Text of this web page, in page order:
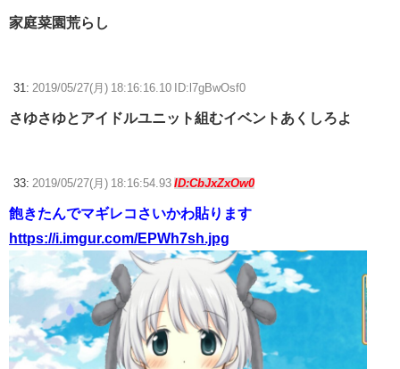
家庭菜園荒らし
31: 2019/05/27(月) 18:16:16.10 ID:l7gBwOsf0
さゆさゆとアイドルユニット組むイベントあくしろよ
33: 2019/05/27(月) 18:16:54.93 ID:CbJxZxOw0
飽きたんでマギレコさいかわ貼ります
https://i.imgur.com/EPWh7sh.jpg